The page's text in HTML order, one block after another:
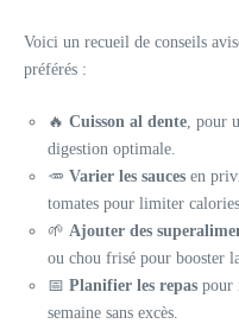
Voici un recueil de conseils
préférés :
🔥 Cuisson al dente, pour
digestion optimale.
🥕 Varier les sauces en
tomates pour limiter
🌱 Ajouter des
ou chou frisé pour booster
📅 Planifier les repas pour
semaine sans excès.